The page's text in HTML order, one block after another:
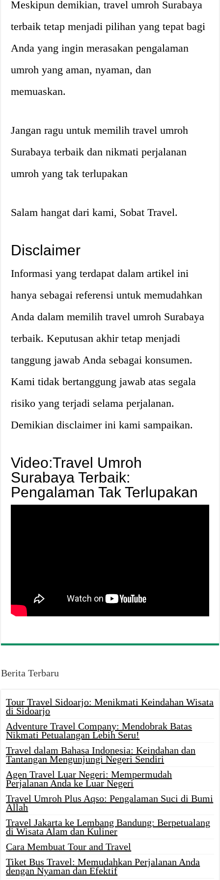
Meskipun demikian, travel umroh Surabaya
terbaik tetap menjadi pilihan yang tepat bagi
Anda yang ingin merasakan pengalaman
umroh yang aman, nyaman, dan
memuaskan.
Jangan ragu untuk memilih travel umroh
Surabaya terbaik dan nikmati perjalanan
umroh yang tak terlupakan
Salam hangat dari kami, Sobat Travel.
Disclaimer
Informasi yang terdapat dalam artikel ini
hanya sebagai referensi untuk memudahkan
Anda dalam memilih travel umroh Surabaya
terbaik. Keputusan akhir tetap menjadi
tanggung jawab Anda sebagai konsumen.
Kami tidak bertanggung jawab atas segala
risiko yang terjadi selama perjalanan.
Demikian disclaimer ini kami sampaikan.
Video:Travel Umroh
Surabaya Terbaik:
Pengalaman Tak Terlupakan
Berita Terbaru
Tour Travel Sidoarjo: Menikmati Keindahan Wisata
di Sidoarjo
Adventure Travel Company: Mendobrak Batas
Nikmati Petualangan Lebih Seru!
Travel dalam Bahasa Indonesia: Keindahan dan
Tantangan Mengunjungi Negeri Sendiri
Agen Travel Luar Negeri: Mempermudah
Perjalanan Anda ke Luar Negeri
Travel Umroh Plus Aqso: Pengalaman Suci di Bumi
Allah
Travel Jakarta ke Lembang Bandung: Berpetualang
di Wisata Alam dan Kuliner
Cara Membuat Tour and Travel
Tiket Bus Travel: Memudahkan Perjalanan Anda
dengan Nyaman dan Efektif